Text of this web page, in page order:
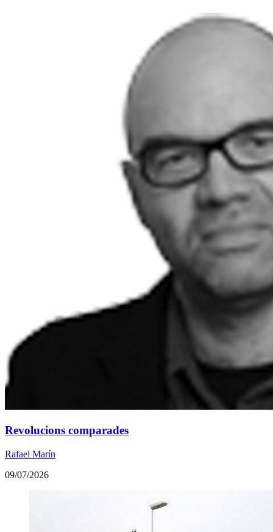
Revolucions comparades
Rafael Marín
09/07/2026